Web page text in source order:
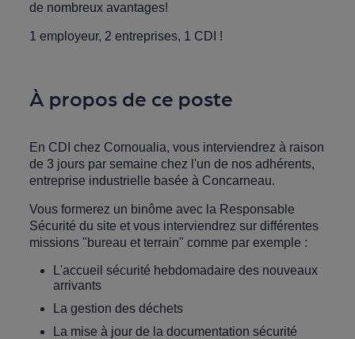
de nombreux avantages!
1 employeur, 2 entreprises, 1 CDI !
À propos de ce poste
En CDI chez Cornoualia, vous interviendrez à raison
de 3 jours par semaine chez l'un de nos adhérents,
entreprise industrielle basée à Concarneau.
Vous formerez un binôme avec la Responsable
Sécurité du site et vous interviendrez sur différentes
missions "bureau et terrain" comme par exemple :
L'accueil sécurité hebdomadaire des nouveaux
arrivants
La gestion des déchets
La mise à jour de la documentation sécurité